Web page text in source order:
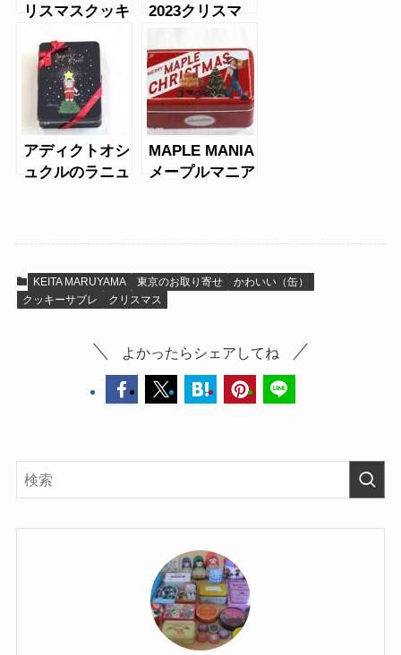
リスマスクッキ
2023クリスマ
缶
アディクトオシ
ュクルのラニュ
MAPLE MANIA
メープルマニア
KEITA MARUYAMA 東京のお取り寄せ
かわいい（缶）
クッキーサブレ
クリスマス
よかったらシェアしてね